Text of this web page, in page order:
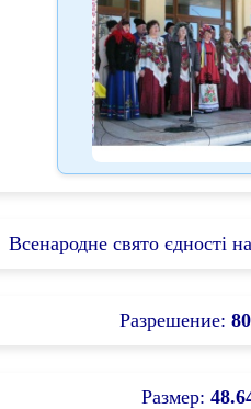
Всенародне свято єдності
Разрешение:
Размер: